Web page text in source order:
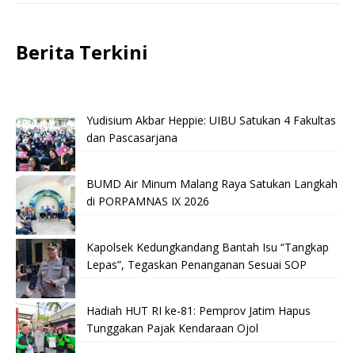
Berita Terkini
Yudisium Akbar Heppie: UIBU Satukan 4 Fakultas
dan Pascasarjana
BUMD Air Minum Malang Raya Satukan Langkah
di PORPAMNAS IX 2026
Kapolsek Kedungkandang Bantah Isu “Tangkap
Lepas”, Tegaskan Penanganan Sesuai SOP
Hadiah HUT RI ke-81: Pemprov Jatim Hapus
Tunggakan Pajak Kendaraan Ojol